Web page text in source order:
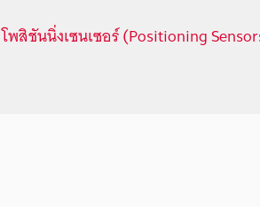
โพสิชันนิ่งเซนเซอร์ (Positioning